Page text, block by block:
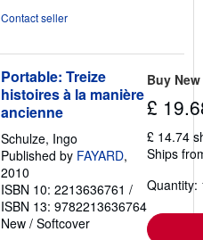
Contact seller
Portable: Treize
histoires à la manière
ancienne
Schulze, Ingo
Published by FAYARD,
2010
ISBN 10: 2213636761 /
ISBN 13: 9782213636764
New / Softcover
Buy New
£
£ 14.74
Ships
Quantity: